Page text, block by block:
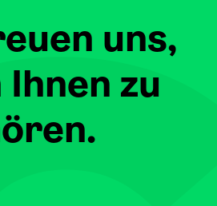
uns,
Ihnen zu